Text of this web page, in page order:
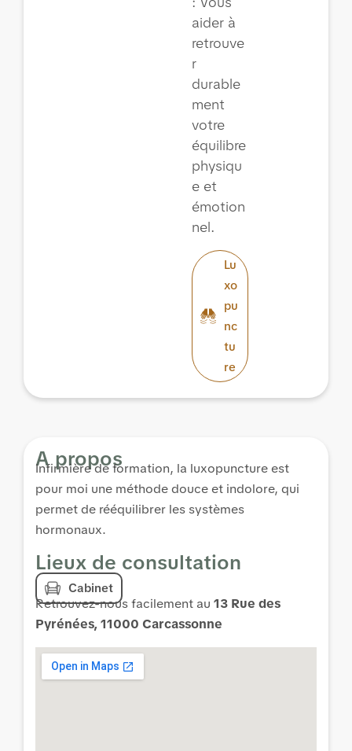
aider à
retrouve
r
durable
ment
votre
équilibre
physiqu
e et
émotion
nel.
Lu
xo
pu
nc
tu
re
A propos
Infirmière de formation, la luxopuncture est
pour moi une méthode douce et indolore, qui
permet de rééquilibrer les systèmes
hormonaux.
Lieux de consultation
Cabinet
Retrouvez-nous facilement au 13 Rue des
Pyrénées, 11000 Carcassonne